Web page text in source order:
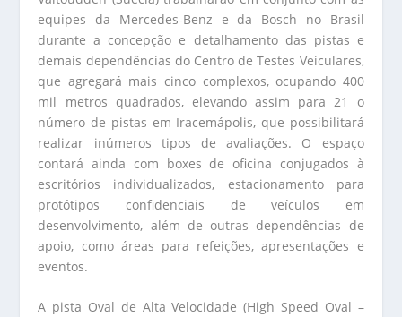
equipes da Mercedes-Benz e da Bosch no Brasil
durante a concepção e detalhamento das pistas e
demais dependências do Centro de Testes Veiculares,
que agregará mais cinco complexos, ocupando 400
mil metros quadrados, elevando assim para 21 o
número de pistas em Iracemápolis, que possibilitará
realizar inúmeros tipos de avaliações. O espaço
contará ainda com boxes de oficina conjugados à
escritórios individualizados, estacionamento para
protótipos confidenciais de veículos em
desenvolvimento, além de outras dependências de
apoio, como áreas para refeições, apresentações e
eventos.
A pista Oval de Alta Velocidade (High Speed Oval –